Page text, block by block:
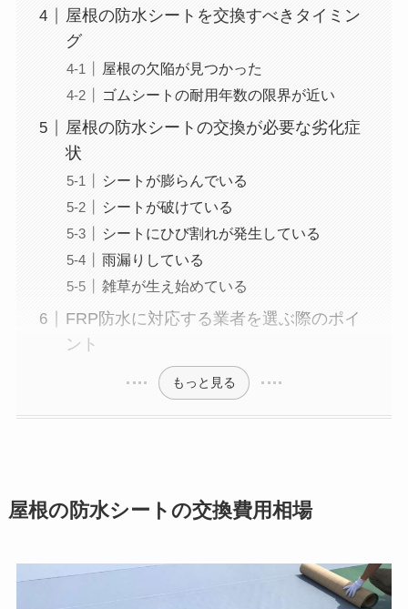
屋根の防水シートを交換すべきタイミン
グ
屋根の欠陥が見つかった
ゴムシートの耐用年数の限界が近い
屋根の防水シートの交換が必要な劣化症
状
シートが膨らんでいる
シートが破けている
シートにひび割れが発生している
雨漏りしている
雑草が生え始めている
FRP防水に対応する業者を選ぶ際のポイ
ント
もっと見る
屋根の防水シートの交換費用相場